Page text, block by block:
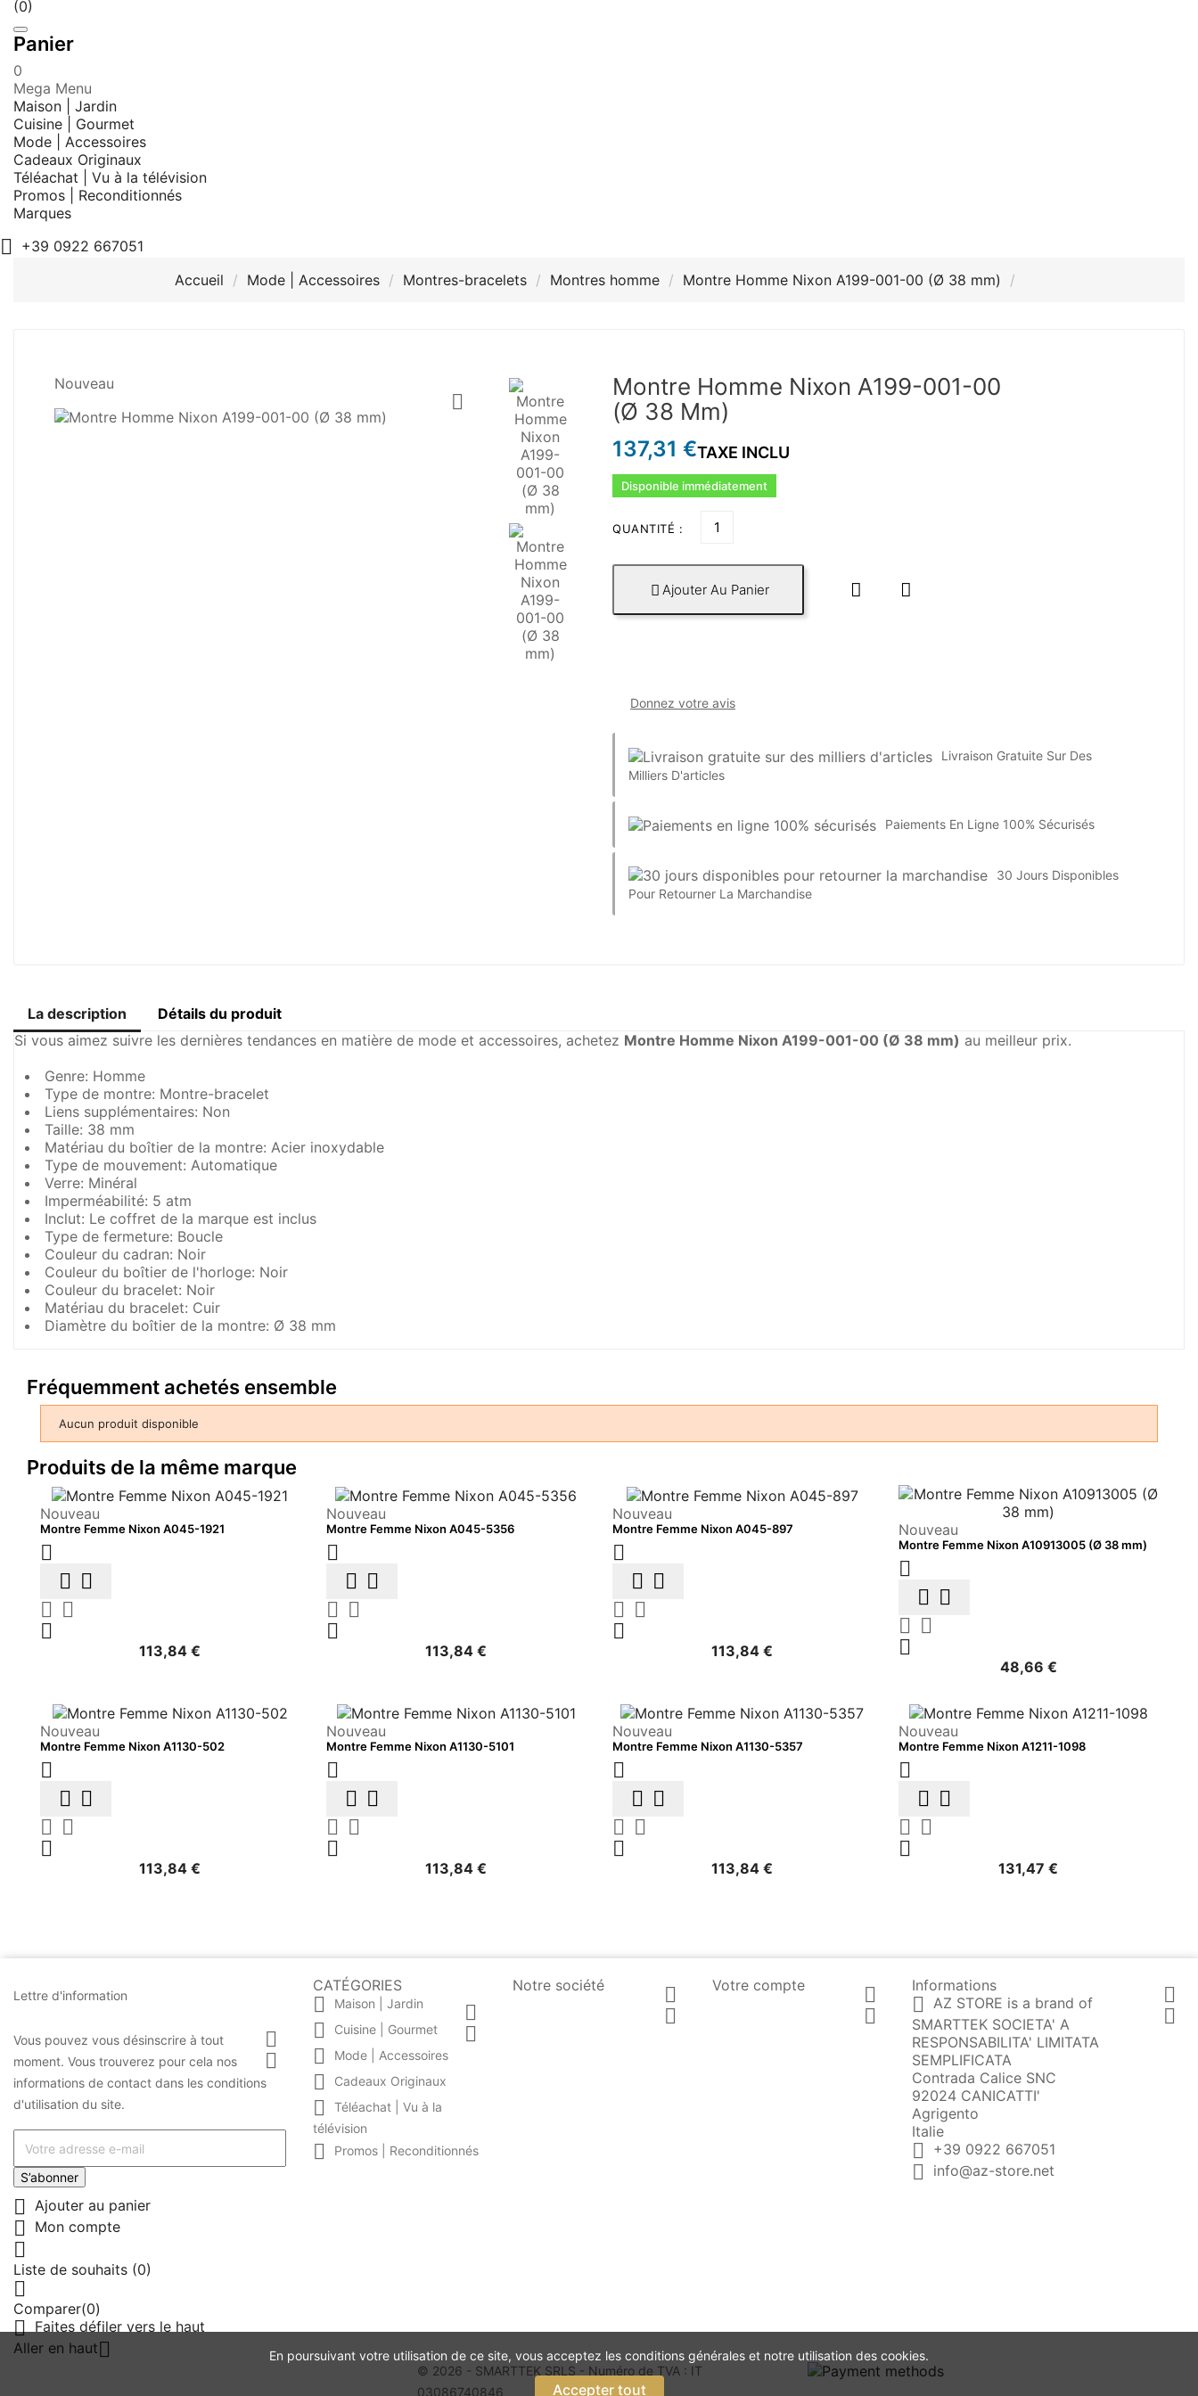
En poursuivant votre utilisation de ce site, vous acceptez les conditions générales et notre utilisation des cookies.
Accepter tout
(0)
Panier
0
Mega Menu
Maison | Jardin
Cuisine | Gourmet
Mode | Accessoires
Cadeaux Originaux
Téléachat | Vu à la télévision
Promos | Reconditionnés
Marques

+39 0922 667051
Accueil
Mode | Accessoires Montres-bracelets Montres homme Montre Homme Nixon A199-001-00 (Ø 38 mm)
Nouveau

Montre Homme Nixon A199-001-00
(Ø 38 Mm)
137,31 €TAXE INCLU
Disponible immédiatement
QUANTITÉ :
 Ajouter Au Panier  
Donnez votre avis
Livraison Gratuite Sur Des
Milliers D'articles
Paiements En Ligne 100% Sécurisés
30 Jours Disponibles
Pour Retourner La Marchandise
La description
Détails du produit
Si vous aimez suivre les dernières tendances en matière de mode et accessoires, achetez Montre Homme Nixon A199-001-00 (Ø 38 mm) au meilleur prix.
Genre: Homme
Type de montre: Montre-bracelet
Liens supplémentaires: Non
Taille: 38 mm
Matériau du boîtier de la montre: Acier inoxydable
Type de mouvement: Automatique
Verre: Minéral
Imperméabilité: 5 atm
Inclut: Le coffret de la marque est inclus
Type de fermeture: Boucle
Couleur du cadran: Noir
Couleur du boîtier de l'horloge: Noir
Couleur du bracelet: Noir
Matériau du bracelet: Cuir
Diamètre du boîtier de la montre: Ø 38 mm
Fréquemment achetés ensemble
Aucun produit disponible
Produits de la même marque
Nouveau
Montre Femme Nixon A045-1921

 
 

113,84 €
Nouveau
Montre Femme Nixon A045-5356

 
 

113,84 €
Nouveau
Montre Femme Nixon A045-897

 
 

113,84 €
Nouveau
Montre Femme Nixon A10913005 (Ø 38 mm)






48,66 €
Nouveau
Montre Femme Nixon A1130-502

 
 

113,84 €
Nouveau
Montre Femme Nixon A1130-5101

 
 

113,84 €
Nouveau
Montre Femme Nixon A1130-5357

 
 

113,84 €
Nouveau
Montre Femme Nixon A1211-1098

 
 

131,47 €
Lettre d'information


Vous pouvez vous désinscrire à tout
moment. Vous trouverez pour cela nos
informations de contact dans les conditions
d'utilisation du site.
S’abonner
CATÉGORIES


 Maison | Jardin
 Cuisine | Gourmet
 Mode | Accessoires
 Cadeaux Originaux

Téléachat | Vu à la
télévision
 Promos | Reconditionnés
Notre société


Votre compte


Informations


 AZ STORE is a brand of
SMARTTEK SOCIETA' A
RESPONSABILITA' LIMITATA
SEMPLIFICATA
Contrada Calice SNC
92024 CANICATTI'
Agrigento
Italie
 +39 0922 667051
 info@az-store.net
 Ajouter au panier
 Mon compte

Liste de souhaits (0)

Comparer(0)
 Faites défiler vers le haut
Aller en haut
© 2026 - SMARTTEK SRLS - Numéro de TVA : IT
03086740846